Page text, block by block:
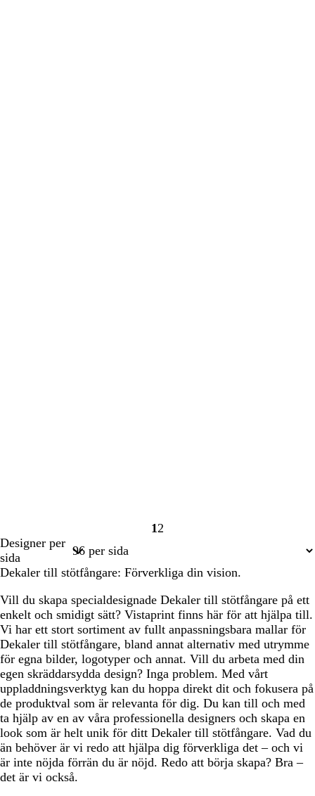
Sida
1 Sida
2
Designer per
sida
Dekaler till stötfångare: Förverkliga din vision.
Vill du skapa specialdesignade Dekaler till stötfångare på ett
enkelt och smidigt sätt? Vistaprint finns här för att hjälpa till.
Vi har ett stort sortiment av fullt anpassningsbara mallar för
Dekaler till stötfångare, bland annat alternativ med utrymme
för egna bilder, logotyper och annat. Vill du arbeta med din
egen skräddarsydda design? Inga problem. Med vårt
uppladdningsverktyg kan du hoppa direkt dit och fokusera på
de produktval som är relevanta för dig. Du kan till och med
ta hjälp av en av våra professionella designers och skapa en
look som är helt unik för ditt Dekaler till stötfångare. Vad du
än behöver är vi redo att hjälpa dig förverkliga det – och vi
är inte nöjda förrän du är nöjd. Redo att börja skapa? Bra –
det är vi också.